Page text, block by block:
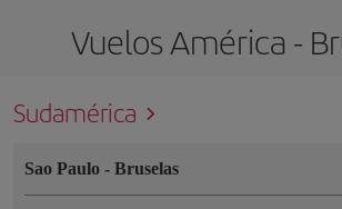
Vuelos América -
Sudamérica
Sao Paulo - Bruselas